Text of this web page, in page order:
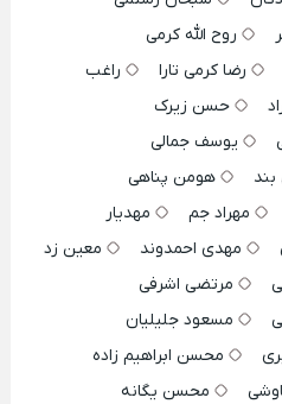
روح الله کرمی
رضا کرمی تارا
راغب
حسن زیرک
یوسف جمالی
هومن پناهی
مهراد جم
مهدیار
مهدی احمدوند
معین زد
مرتضی اشرفی
مسعود جلیلیان
محسن ابراهیم زاده
محسن یگانه